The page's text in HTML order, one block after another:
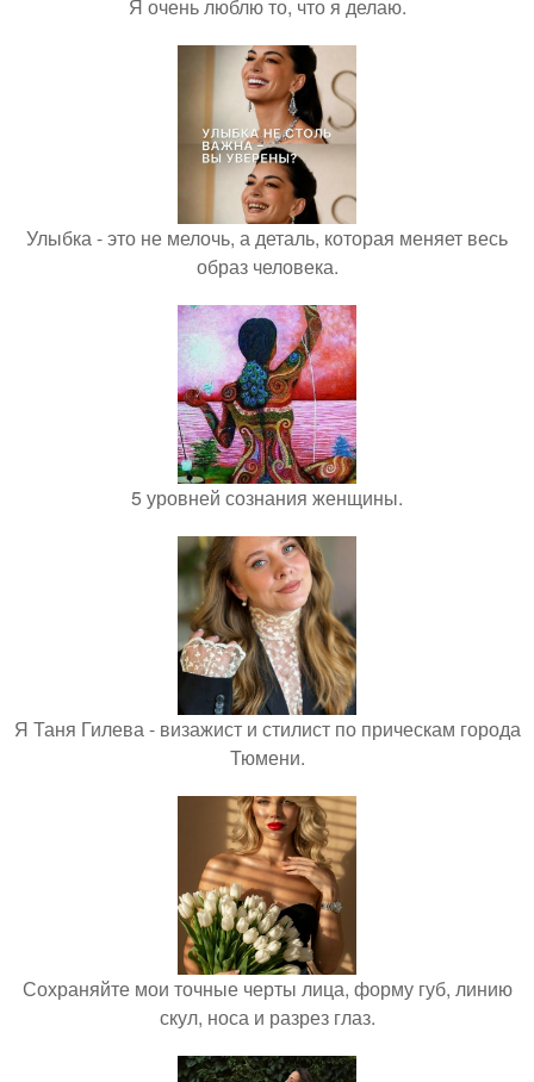
Я очень люблю то, что я делаю.
Улыбка - это не мелочь, а деталь, которая меняет весь
образ человека.
5 уровней сознания женщины.
Я Таня Гилева - визажист и стилист по прическам города
Тюмени.
Сохраняйте мои точные черты лица, форму губ, линию
скул, носа и разрез глаз.